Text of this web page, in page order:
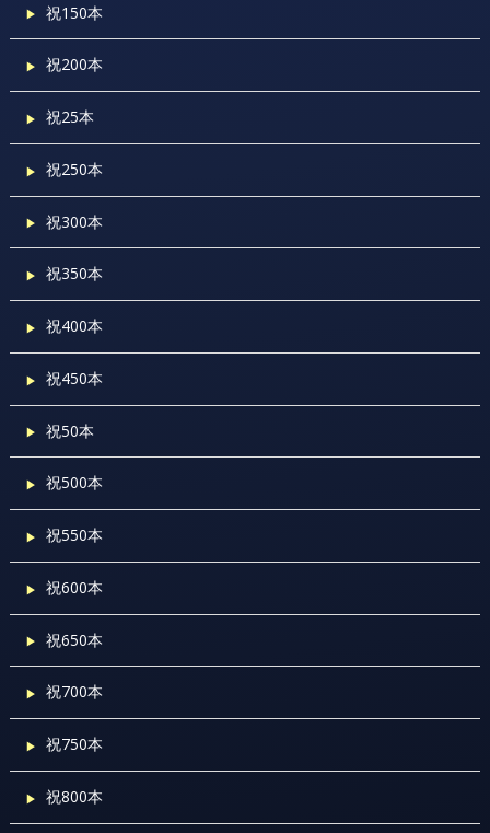
祝150本
祝200本
祝25本
祝250本
祝300本
祝350本
祝400本
祝450本
祝50本
祝500本
祝550本
祝600本
祝650本
祝700本
祝750本
祝800本